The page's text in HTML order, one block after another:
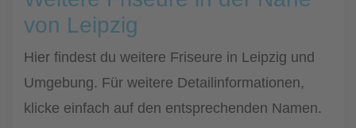
von Leipzig
Hier findest du weitere Friseure in Leipzig und
Umgebung. Für weitere Detailinformationen,
klicke einfach auf den entsprechenden Namen.